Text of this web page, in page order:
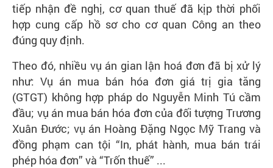
tiếp nhận đề nghị, cơ quan thuế đã kịp thời phối
hợp cung cấp hồ sơ cho cơ quan Công an theo
đúng quy định.
Theo đó, nhiều vụ án gian lận hoá đơn đã bị xử lý
như: Vụ án mua bán hóa đơn giá trị gia tăng
(GTGT) không hợp pháp do Nguyễn Minh Tú cầm
đầu; vụ án mua bán hóa đơn của đối tượng Trương
Xuân Đước; vụ án Hoàng Đặng Ngọc Mỹ Trang và
đồng phạm can tội “In, phát hành, mua bán trái
phép hóa đơn” và “Trốn thuế” ...